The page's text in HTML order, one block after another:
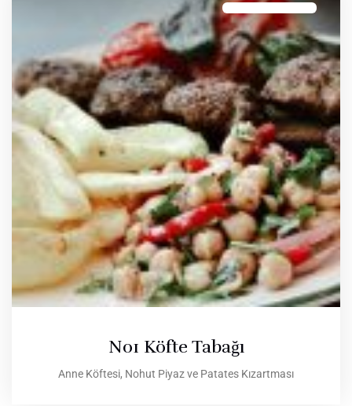
No1 Köfte Tabağı
Anne Köftesi, Nohut Piyaz ve Patates Kızartması